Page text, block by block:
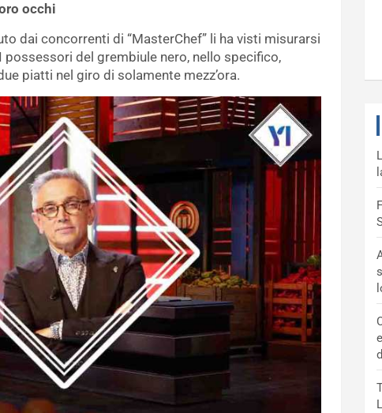
occhi
dai concorrenti di “MasterChef” li ha visti misurarsi
possessori del grembiule nero, nello specifico,
piatti nel giro di solamente mezz’ora.